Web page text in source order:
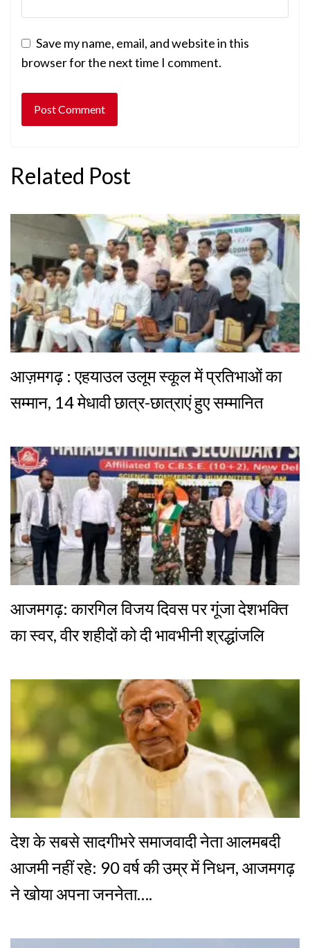
Save my name, email, and website in this
browser for the next time I comment.
Related Post
आज़मगढ़ : एहयाउल उलूम स्कूल में प्रतिभाओं का
सम्मान, 14 मेधावी छात्र-छात्राएं हुए सम्मानित
आजमगढ़: कारगिल विजय दिवस पर गूंजा देशभक्ति
का स्वर, वीर शहीदों को दी भावभीनी श्रद्धांजलि
देश के सबसे सादगीभरे समाजवादी नेता आलमबदी
आजमी नहीं रहे: 90 वर्ष की उम्र में निधन, आजमगढ़
ने खोया अपना जननेता….